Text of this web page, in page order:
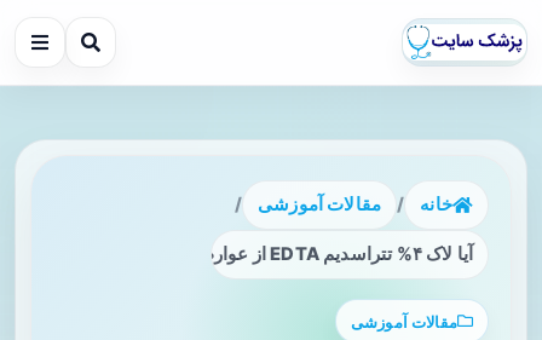
خانه / مقالات آموزشی /
آیا لاک ۴% تتراسدیم EDTA از عوارض کاتتر مرکزی در بیماران ICU جلوگیری می‌کند؟ بررسی مطالعه جدید JAMA
مقالات آموزشی